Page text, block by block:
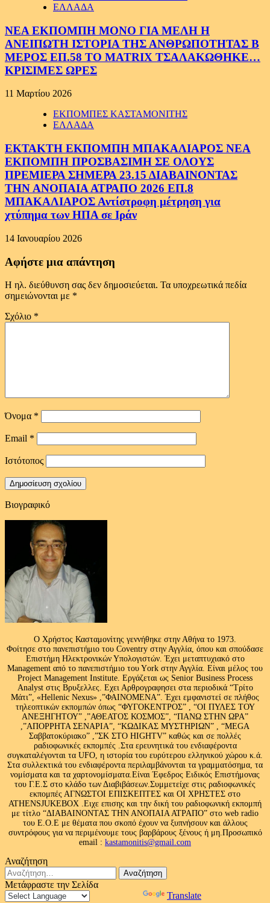
ΕΛΛΑΔΑ
ΝΕΑ ΕΚΠΟΜΠΗ ΜΟΝΟ ΓΙΑ ΜΕΛΗ Η
ΑΝΕΙΠΩΤΗ ΙΣΤΟΡΙΑ ΤΗΣ ΑΝΘΡΩΠΟΤΗΤΑΣ Β
ΜΕΡΟΣ ΕΠ.58 ΤΟ MATRIX ΤΣΑΛΑΚΩΘΗΚΕ…
ΚΡΙΣΙΜΕΣ ΩΡΕΣ
11 Μαρτίου 2026
ΕΚΠΟΜΠΕΣ ΚΑΣΤΑΜΟΝΙΤΗΣ
ΕΛΛΑΔΑ
ΕΚΤΑΚΤΗ ΕΚΠΟΜΠΗ ΜΠΑΚΑΛΙΑΡΟΣ ΝΕΑ
ΕΚΠΟΜΠΗ ΠΡΟΣΒΑΣΙΜΗ ΣΕ ΟΛΟΥΣ
ΠΡΕΜΙΕΡΑ ΣΗΜΕΡΑ 23.15 ΔΙΑΒΑΙΝΟΝΤΑΣ
ΤΗΝ ΑΝΟΠΑΙΑ ΑΤΡΑΠΟ 2026 ΕΠ.8
ΜΠΑΚΑΛΙΑΡΟΣ Αντίστροφη μέτρηση για
χτύπημα των ΗΠΑ σε Ιράν
14 Ιανουαρίου 2026
Αφήστε μια απάντηση
Η ηλ. διεύθυνση σας δεν δημοσιεύεται. Τα υποχρεωτικά πεδία
σημειώνονται με *
Σχόλιο *
Όνομα *
Email *
Ιστότοπος
Βιογραφικό
Ο Χρήστος Κασταμονίτης γεννήθηκε στην Αθήνα το 1973.
Φοίτησε στο πανεπιστήμιο του Coventry στην Αγγλία, όπου και σπούδασε
Επιστήμη Ηλεκτρονικών Υπολογιστών. Έχει μεταπτυχιακό στο
Management από το πανεπιστήμιο του Υork στην Αγγλία. Είναι μέλος του
Project Management Institute. Εργάζεται ως Senior Business Process
Analyst στις Βρυξελλες. Εχει Αρθρογραφησει στα περιοδικά “Τρίτο
Μάτι”, «Hellenic Nexus» ,”ΦΑΙΝΟΜΕΝΑ”. Έχει εμφανιστεί σε πλήθος
τηλεοπτικών εκπομπών όπως “ΦΥΓΟΚΕΝΤΡΟΣ” , “ΟΙ ΠΥΛΕΣ ΤΟΥ
ΑΝΕΞΗΓΗΤΟΥ” ,”ΑΘΕΑΤΟΣ ΚΟΣΜΟΣ”, “ΠΑΝΩ ΣΤΗΝ ΩΡΑ”
,”ΑΠΟΡΡΗΤΑ ΣΕΝΑΡΙΑ”, “ΚΩΔΙΚΑΣ ΜΥΣΤΗΡΙΩΝ” , “MEGA
Σαββατοκύριακο” ,”ΣΚ ΣΤΟ HIGHTV” καθώς και σε πολλές
ραδιοφωνικές εκπομπές .Στα ερευνητικά του ενδιαφέροντα
συγκαταλέγονται τα UFO, η ιστορία του ευρύτερου ελληνικού χώρου κ.ά.
Στα συλλεκτικά του ενδιαφέροντα περιλαμβάνονται τα γραμματόσημα, τα
νομίσματα και τα χαρτονομίσματα.Είναι Έφεδρος Ειδικός Επιστήμονας
του Γ.Ε.Σ στο κλάδο των Διαβιβάσεων.Συμμετείχε στις ραδιοφωνικές
εκπομπές ΑΓΝΩΣΤΟΙ ΕΠΙΣΚΕΠΤΕΣ και ΟΙ ΧΡΗΣΤΕΣ στο
ATHENSJUKEBOX .Ειχε επισης και την δική του ραδιοφωνική εκπομπή
με τίτλο “ΔΙΑΒΑΙΝΟΝΤΑΣ ΤΗΝ ΑΝΟΠΑΙΑ ΑΤΡΑΠΟ” στο web radio
του Ε.Ο.Ε με θέματα που σκοπό έχουν να ξυπνήσουν και άλλους
συντρόφους για να περιμένουμε τους βαρβάρους ξένους ή μη.Προσωπικό
email : kastamonitis@gmail.com
Αναζήτηση
Αναζήτηση
για:
Μετάφραστε την Σελίδα
Translate